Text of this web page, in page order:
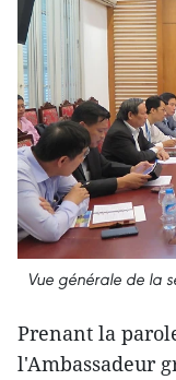
Vue générale de la
Prenant la
l'Ambassadeur